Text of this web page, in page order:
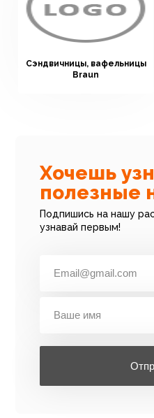
Сэндвичницы, вафельницы
Braun
Хочешь
полезные
Подпишись на нашу
узнавай первым!